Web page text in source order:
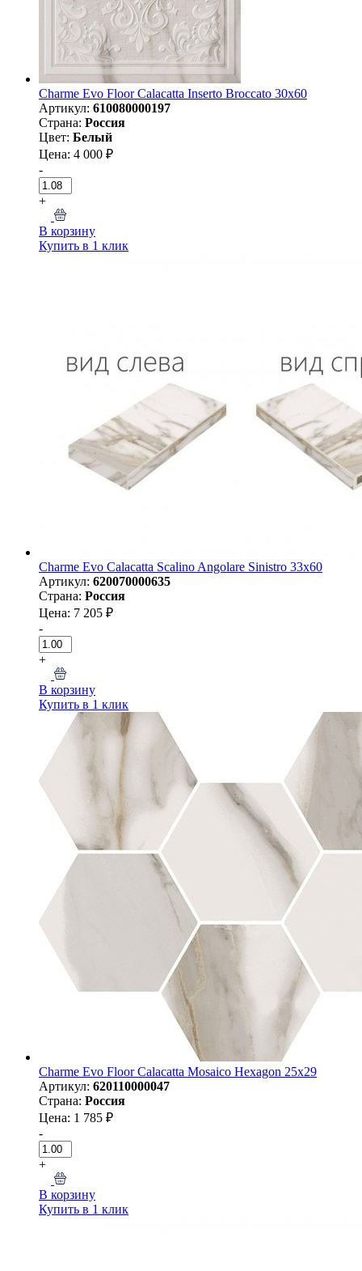
Charme Evo Floor Calacatta Inserto Broccato 30х60
Артикул: 610080000197
Страна: Россия
Цвет: Белый
Цена: 4 000 ₽
-
+
В корзину
Купить в 1 клик
Charme Evo Calacatta Scalino Angolare Sinistro 33х60
Артикул: 620070000635
Страна: Россия
Цена: 7 205 ₽
-
+
В корзину
Купить в 1 клик
Charme Evo Floor Calacatta Mosaico Hexagon 25х29
Артикул: 620110000047
Страна: Россия
Цена: 1 785 ₽
-
+
В корзину
Купить в 1 клик